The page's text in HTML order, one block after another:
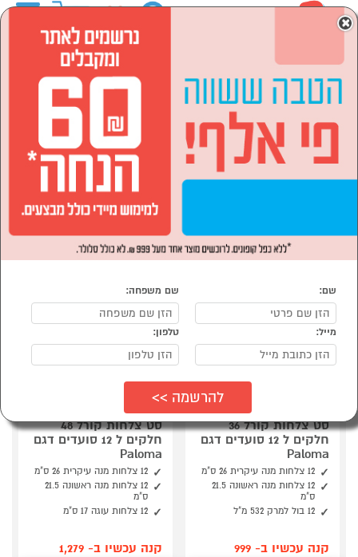
הסתר רשימת קטגוריות
לבית ולגן (18)
Corelle קורל
נמצאו 18 מוצרי Corelle קורל
סט צלחות קורל 36
חלקים ל 12 סועדים דגם
Paloma
12 צלחות מנה עיקרית 26 ס"מ
12 צלחות מנה ראשונה 21.5
ס"מ
12 בול למרק 532 מ"ל
קנה עכשיו ב- 999
סט צלחות קורל 48
חלקים ל 12 סועדים דגם
Paloma
12 צלחות מנה עיקרית 26 ס"מ
12 צלחות מנה ראשונה 21.5
ס"מ
12 צלחות עוגה 17 ס"מ
קנה עכשיו ב- 1,279
×
שם: שם משפחה:
מייל: טלפון: